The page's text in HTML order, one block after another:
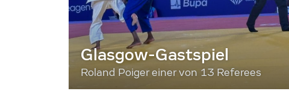
Glasgow-Gastspiel
Roland Poiger einer von 13 Referees